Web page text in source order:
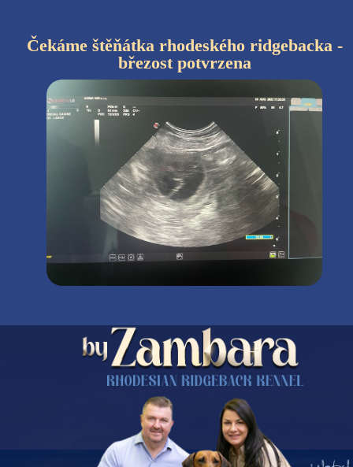
Čekáme štěňátka rhodeského ridgebacka -
březost potvrzena